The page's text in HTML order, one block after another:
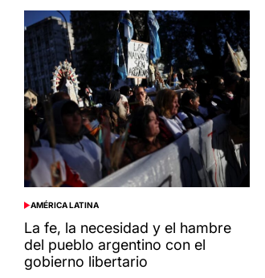
POSTED
IN
AMÉRICA LATINA
La fe, la necesidad y el hambre
del pueblo argentino con el
gobierno libertario